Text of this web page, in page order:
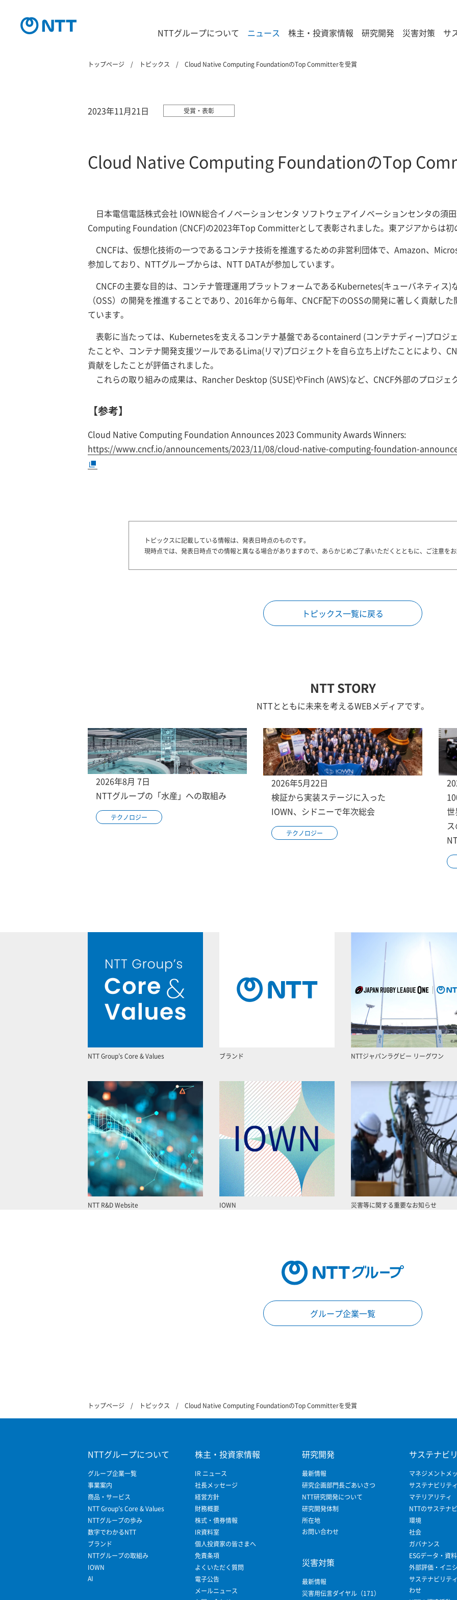
NTTグループについて ニュース 株主・投資家情報 研究開発 災害対策 サ
トップページ トピックス Cloud Native Computing FoundationのTop Committerを受賞
2023年11月21日 受賞・表彰
Cloud Native Computing FoundationのTop
日本電信電話株式会社 IOWN総合イノベーションセンタ ソフトウェアイノベーションセンタの須
Computing Foundation (CNCF)の2023年Top Committerとして表彰されました。東アジアからは初
CNCFは、仮想化技術の一つであるコンテナ技術を推進するための非営利団体で、Amazon、
参加しており、NTTグループからは、NTT DATAが参加しています。
CNCFの主要な目的は、コンテナ管理運用プラットフォームであるKubernetes(キューバネティス)
（OSS）の開発を推進することであり、2016年から毎年、CNCF配下のOSSの開発に著しく貢献し
ています。
表彰に当たっては、Kubernetesを支えるコンテナ基盤であるcontainerd (コンテナディー)プロジ
たことや、コンテナ開発支援ツールであるLima(リマ)プロジェクトを自ら立ち上げたことにより、
貢献をしたことが評価されました。
これらの取り組みの成果は、Rancher Desktop (SUSE)やFinch (AWS)など、CNCF外部のプロジェ
【参考】
Cloud Native Computing Foundation Announces 2023 Community Awards Winners:
https://www.cncf.io/announcements/2023/11/08/cloud-native-computing-foundation-
トピックスに記載している情報は、発表日時点のものです。
現時点では、発表日時点での情報と異なる場合がありますので、あらかじめご了承いただくとともに、ご注意をお
トピックス一覧に戻る
NTT STORY
NTTとともに未来を考えるWEBメディアです。
2026年8月 7日
NTTグループの「水産」への取組み
テクノロジー
2026年5月22日
検証から実装ステージに入った
IOWN、シドニーで年次総会
テクノロジー
NTT Group’s Core & Values ブランド NTTジャパンラグビー リーグワン
NTT R&D Website IOWN 災害等に関する重要なお知らせ
グループ企業一覧
トップページ トピックス Cloud Native Computing FoundationのTop Committerを受賞
NTTグループについて
グループ企業一覧
事業案内
商品・サービス
NTT Group's Core & Values
NTTグループの歩み
数字でわかるNTT
ブランド
NTTグループの取組み
IOWN
AI
株主・投資家情報
IR ニュース
社長メッセージ
経営方針
財務概要
株式・債券情報
IR資料室
個人投資家の皆さまへ
免責条項
よくいただく質問
電子公告
メールニュース
研究開発
最新情報
研究企画部門長ごあいさつ
NTT研究開発について
研究開発体制
所在地
お問い合わせ
災害対策
最新情報
災害用伝言ダイヤル（171）
サステナビ
マネジメントメ
サステナビリテ
マテリアリティ
NTTのサステナ
環境
社会
ガバナンス
ESGデータ・資料
外部評価・イニ
サステナビリテ
わせ